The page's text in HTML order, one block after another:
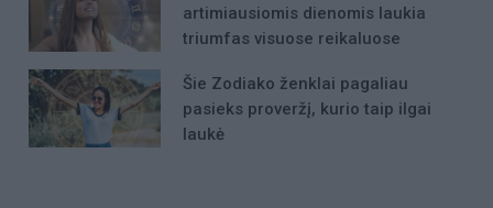
artimiausiomis dienomis laukia
triumfas visuose reikaluose
Šie Zodiako ženklai pagaliau
pasieks proveržį, kurio taip ilgai
laukė